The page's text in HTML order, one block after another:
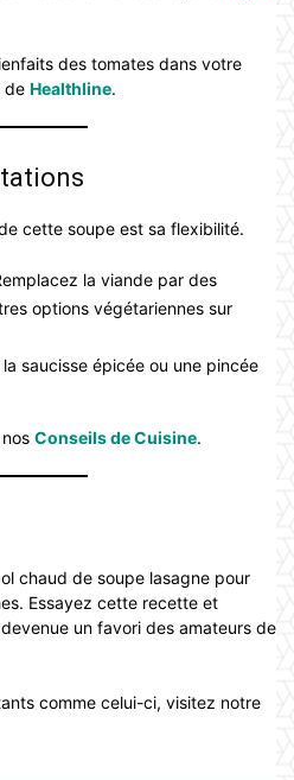
des tomates dans votre
de Healthline.
cette soupe est sa flexibilité.
la viande par des
options végétariennes sur
saucisse épicée ou une pincée
Conseils de Cuisine.
chaud de soupe lasagne pour
Essayez cette recette et
un favori des amateurs de
comme celui-ci, visitez notre